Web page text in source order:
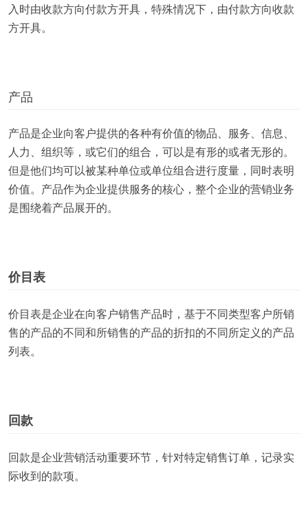
入时由收款方向付款方开具，特殊情况下，由付款方向收款
方开具。
产品
产品是企业向客户提供的各种有价值的物品、服务、信息、
人力、组织等，或它们的组合，可以是有形的或者无形的。
但是他们均可以被某种单位或单位组合进行度量，同时表明
价值。产品作为企业提供服务的核心，整个企业的营销业务
是围绕着产品展开的。
价目表
价目表是企业在向客户销售产品时，基于不同类型客户所销
售的产品的不同和所销售的产品的折扣的不同所定义的产品
列表。
回款
回款是企业营销活动重要环节，针对特定销售订单，记录实
际收到的款项。